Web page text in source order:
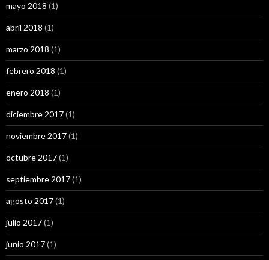
mayo 2018 (1)
abril 2018 (1)
marzo 2018 (1)
febrero 2018 (1)
enero 2018 (1)
diciembre 2017(1)
noviembre 2017(1)
octubre 2017(1)
septiembre 2017(1)
agosto 2017(1)
julio 2017(1)
junio 2017(1)